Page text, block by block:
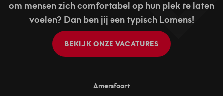
om mensen zich comfortabel op hun plek te laten
voelen? Dan ben jij een typisch Lomens!
BEKIJK ONZE VACATURES
Amersfoort